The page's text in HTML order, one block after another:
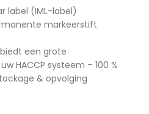
label (IML-label)
markeerstift
een grote
HACCP systeem – 100 %
& opvolging